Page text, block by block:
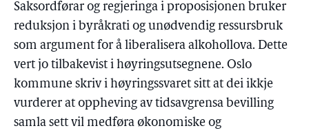
Saksordførar og regjeringa i proposisjonen bruker
reduksjon i byråkrati og unødvendig ressursbruk
som argument for å liberalisera alkohollova. Dette
vert jo tilbakevist i høyringsutsegnene. Oslo
kommune skriv i høyringssvaret sitt at dei ikkje
vurderer at oppheving av tidsavgrensa bevilling
samla sett vil medføra økonomiske og